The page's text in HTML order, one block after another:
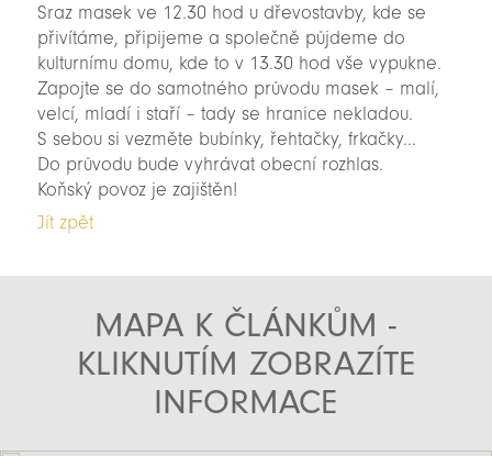
Sraz masek ve 12.30 hod u dřevostavby, kde se
přivítáme, připijeme a společně půjdeme do
kulturnímu domu, kde to v 13.30 hod vše vypukne.
Zapojte se do samotného průvodu masek – malí,
velcí, mladí i staří – tady se hranice nekladou.
S sebou si vezměte bubínky, řehtačky, frkačky...
Do průvodu bude vyhrávat obecní rozhlas.
Koňský povoz je zajištěn!
Jít zpět
MAPA K ČLÁNKŮM -
KLIKNUTÍM ZOBRAZÍTE
INFORMACE